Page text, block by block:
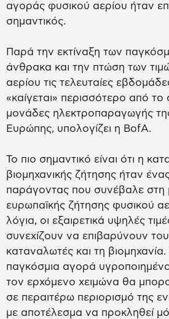
αγοράς φυσικού αερίου ήταν
σημαντικός.
Παρά την εκτίναξη των
άνθρακα και την πτώση των
αερίου τις τελευταίες
«καίγεται» περισσότερο από το
μονάδες ηλεκτροπαραγωγής
Ευρώπης, υπολογίζει η BofA.
Το πιο σημαντικό είναι ότι η
βιομηχανικής ζήτησης ήταν
παράγοντας που συνέβαλε στη
ευρωπαϊκής ζήτησης φυσικού
λόγια, οι εξαιρετικά υψηλές
συνεχίζουν να επιβαρύνουν
καταναλωτές και τη
παγκόσμια αγορά
τον ερχόμενο χειμώνα θα
σε περαιτέρω περιορισμό της
με αποτέλεσμα να προκληθεί